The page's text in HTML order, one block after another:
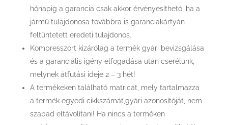
hónapig a garancia csak akkor érvényesíthető, ha a
jármű tulajdonosa továbbra is garanciakártyán
feltüntetett eredeti tulajdonos.
Kompresszort kizárólag a termék gyári bevizsgálása
és a garanciális igény elfogadása után cserélünk,
melynek átfutási ideje 2 – 3 hét!
A termékeken található matricát, mely tartalmazza
a termék egyedi cikkszámát,gyári azonosítóját, nem
szabad eltávolítani! Ha nincs a terméken